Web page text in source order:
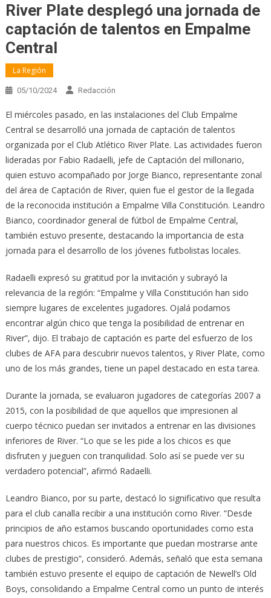
River Plate desplegó una jornada de
captación de talentos en Empalme
Central
La Región
05/10/2024 Redacción
El miércoles pasado, en las instalaciones del Club Empalme
Central se desarrolló una jornada de captación de talentos
organizada por el Club Atlético River Plate. Las actividades fueron
lideradas por Fabio Radaelli, jefe de Captación del millonario,
quien estuvo acompañado por Jorge Bianco, representante zonal
del área de Captación de River, quien fue el gestor de la llegada
de la reconocida institución a Empalme Villa Constitución. Leandro
Bianco, coordinador general de fútbol de Empalme Central,
también estuvo presente, destacando la importancia de esta
jornada para el desarrollo de los jóvenes futbolistas locales.
Radaelli expresó su gratitud por la invitación y subrayó la
relevancia de la región: “Empalme y Villa Constitución han sido
siempre lugares de excelentes jugadores. Ojalá podamos
encontrar algún chico que tenga la posibilidad de entrenar en
River”, dijo. El trabajo de captación es parte del esfuerzo de los
clubes de AFA para descubrir nuevos talentos, y River Plate, como
uno de los más grandes, tiene un papel destacado en esta tarea.
Durante la jornada, se evaluaron jugadores de categorías 2007 a
2015, con la posibilidad de que aquellos que impresionen al
cuerpo técnico puedan ser invitados a entrenar en las divisiones
inferiores de River. “Lo que se les pide a los chicos es que
disfruten y jueguen con tranquilidad. Solo así se puede ver su
verdadero potencial”, afirmó Radaelli.
Leandro Bianco, por su parte, destacó lo significativo que resulta
para el club canalla recibir a una institución como River. “Desde
principios de año estamos buscando oportunidades como esta
para nuestros chicos. Es importante que puedan mostrarse ante
clubes de prestigio”, consideró. Además, señaló que esta semana
también estuvo presente el equipo de captación de Newell’s Old
Boys, consolidando a Empalme Central como un punto de interés